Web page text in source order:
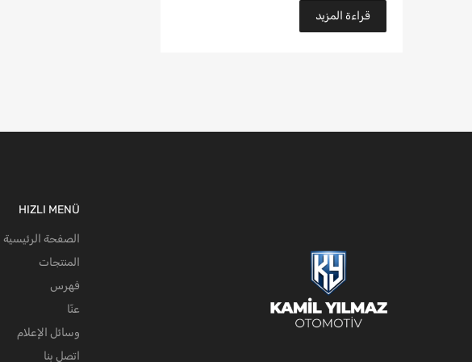
قراءة المزيد
HIZLI MENÜ
الصفحة الرئيسية
المنتجات
فهرس
عنّا
وسائل الإعلام
اتصل بنا